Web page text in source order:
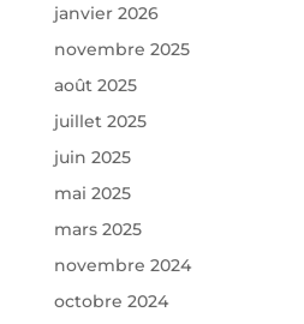
janvier 2026
novembre 2025
août 2025
juillet 2025
juin 2025
mai 2025
mars 2025
novembre 2024
octobre 2024